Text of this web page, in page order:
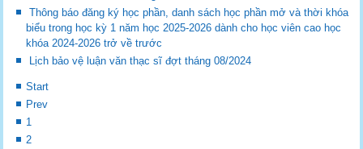
Thông báo đăng ký học phần, danh sách học phần mở và thời khóa
biểu trong học kỳ 1 năm học 2025-2026 dành cho học viên cao học
khóa 2024-2026 trở về trước
Lịch bảo vệ luận văn thạc sĩ đợt tháng 08/2024
Start
Prev
1
2